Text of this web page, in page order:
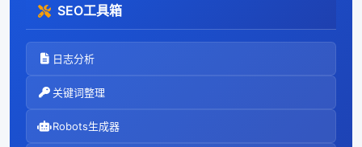
SEO工具箱
日志分析
关键词整理
Robots生成器